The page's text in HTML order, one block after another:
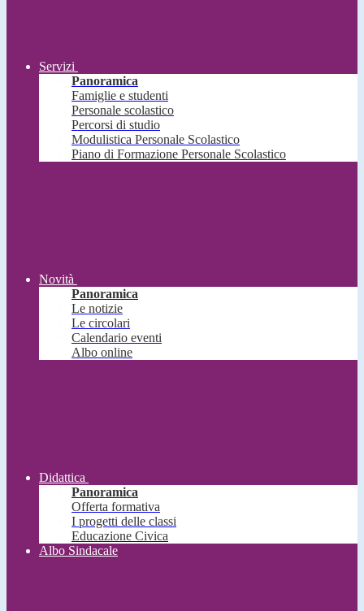
Servizi
Panoramica
Famiglie e studenti
Personale scolastico
Percorsi di studio
Modulistica Personale Scolastico
Piano di Formazione Personale Scolastico
Novità
Panoramica
Le notizie
Le circolari
Calendario eventi
Albo online
Didattica
Panoramica
Offerta formativa
I progetti delle classi
Educazione Civica
Albo Sindacale